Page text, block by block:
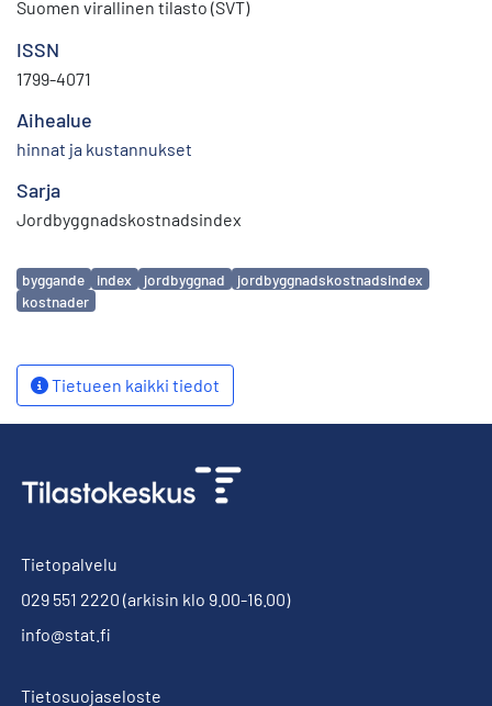
Suomen virallinen tilasto (SVT)
ISSN
1799-4071
Aihealue
hinnat ja kustannukset
Sarja
Jordbyggnadskostnadsindex
Avainsanat
byggande index jordbyggnad
jordbyggnadskostnadsindex
kostnader
Tietueen kaikki tiedot
Tietopalvelu
029 551 2220 (arkisin klo 9.00-16.00)
info@stat.fi
Tietosuojaseloste